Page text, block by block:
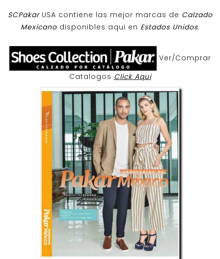
SCPakar USA contiene las mejor marcas de Calzado
Mexicanodisponibles aqui en Estados Unidos.
Ver/Comprar
Catalogos Click Aqui